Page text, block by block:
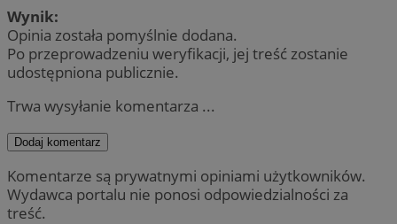
Wynik:
Opinia została pomyślnie dodana.
Po przeprowadzeniu weryfikacji, jej treść zostanie
udostępniona publicznie.
Trwa wysyłanie komentarza ...
Dodaj komentarz
Komentarze są prywatnymi opiniami użytkowników.
Wydawca portalu nie ponosi odpowiedzialności za
treść.